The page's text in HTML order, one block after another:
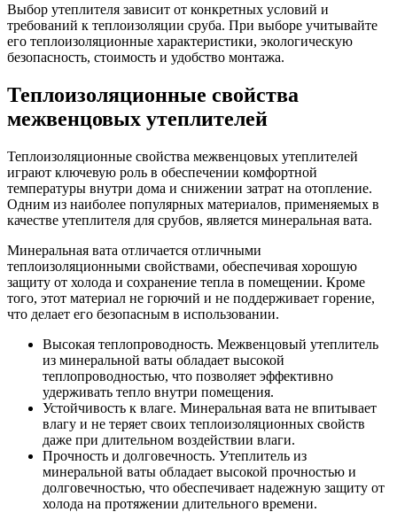
Выбор утеплителя зависит от конкретных условий и
требований к теплоизоляции сруба. При выборе учитывайте
его теплоизоляционные характеристики, экологическую
безопасность, стоимость и удобство монтажа.
Теплоизоляционные свойства
межвенцовых утеплителей
Теплоизоляционные свойства межвенцовых утеплителей
играют ключевую роль в обеспечении комфортной
температуры внутри дома и снижении затрат на отопление.
Одним из наиболее популярных материалов, применяемых в
качестве утеплителя для срубов, является минеральная вата.
Минеральная вата отличается отличными
теплоизоляционными свойствами, обеспечивая хорошую
защиту от холода и сохранение тепла в помещении. Кроме
того, этот материал не горючий и не поддерживает горение,
что делает его безопасным в использовании.
Высокая теплопроводность. Межвенцовый утеплитель
из минеральной ваты обладает высокой
теплопроводностью, что позволяет эффективно
удерживать тепло внутри помещения.
Устойчивость к влаге. Минеральная вата не впитывает
влагу и не теряет своих теплоизоляционных свойств
даже при длительном воздействии влаги.
Прочность и долговечность. Утеплитель из
минеральной ваты обладает высокой прочностью и
долговечностью, что обеспечивает надежную защиту от
холода на протяжении длительного времени.